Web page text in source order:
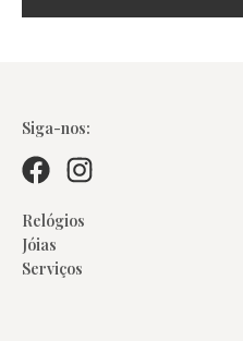
Siga-nos:
Relógios
Jóias
Serviços